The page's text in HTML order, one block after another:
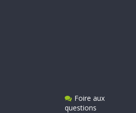
Foire aux
questions